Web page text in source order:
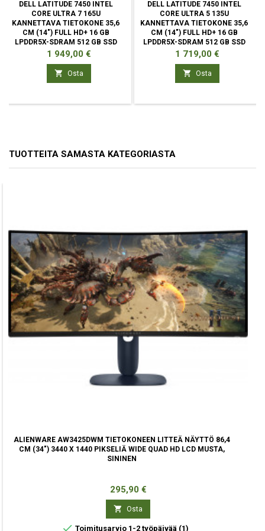
DELL LATITUDE 7450 INTEL
CORE ULTRA 7 165U
KANNETTAVA TIETOKONE 35,6
CM (14") FULL HD+ 16 GB
LPDDR5X-SDRAM 512 GB SSD
WI-FI 7
Hinta
1 949,00 €
 Osta
DELL LATITUDE 7450 INTEL
CORE ULTRA 5 135U
KANNETTAVA TIETOKONE 35,6
CM (14") FULL HD+ 16 GB
LPDDR5X-SDRAM 512 GB SSD
WI-FI 7
Hinta
1 719,00 €
 Osta
TUOTTEITA SAMASTA KATEGORIASTA
ALIENWARE AW3425DWM TIETOKONEEN LITTEÄ NÄYTTÖ 86,4
CM (34") 3440 X 1440 PIKSELIÄ WIDE QUAD HD LCD MUSTA,
SININEN
Hinta
295,90 €
 Osta
 Toimitusarvio 1-2 työpäivää (1)